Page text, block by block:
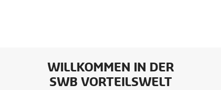
WILLKOMMEN IN DER
SWB VORTEILSWELT